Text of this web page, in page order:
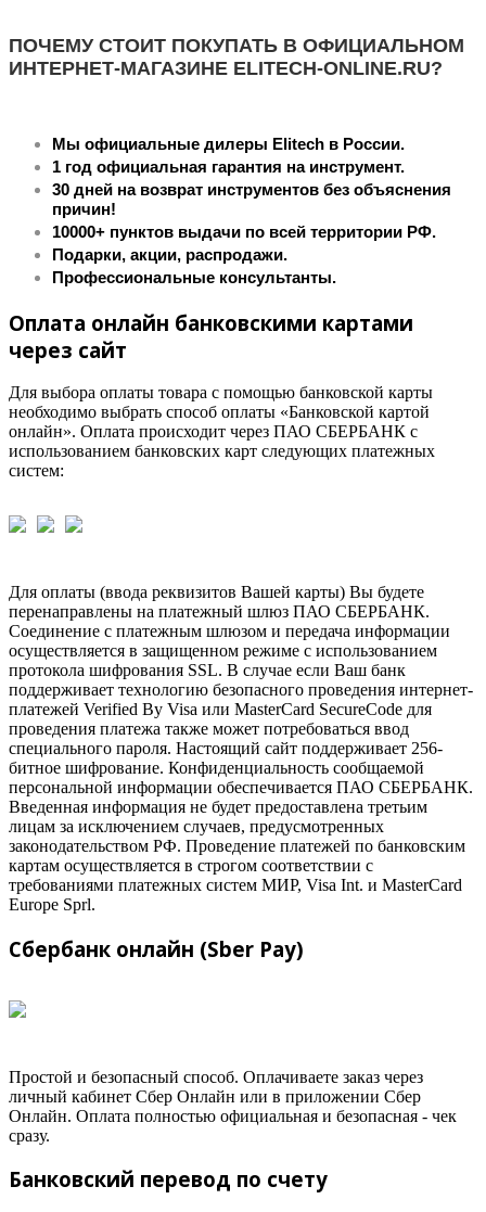
ПОЧЕМУ СТОИТ ПОКУПАТЬ В ОФИЦИАЛЬНОМ
ИНТЕРНЕТ-МАГАЗИНЕ ELITECH-ONLINE.RU?
Мы официальные дилеры Elitech в России.
1 год официальная гарантия на инструмент.
30 дней на возврат инструментов без объяснения
причин!
10000+ пунктов выдачи по всей территории РФ.
Подарки, акции, распродажи.
Профессиональные консультанты.
Оплата онлайн банковскими картами
через сайт
Для выбора оплаты товара с помощью банковской карты
необходимо выбрать способ оплаты «Банковской картой
онлайн». Оплата происходит через ПАО СБЕРБАНК с
использованием банковских карт следующих платежных
систем:
Для оплаты (ввода реквизитов Вашей карты) Вы будете
перенаправлены на платежный шлюз ПАО СБЕРБАНК.
Соединение с платежным шлюзом и передача информации
осуществляется в защищенном режиме с использованием
протокола шифрования SSL. В случае если Ваш банк
поддерживает технологию безопасного проведения интернет-
платежей Verified By Visa или MasterCard SecureCode для
проведения платежа также может потребоваться ввод
специального пароля. Настоящий сайт поддерживает 256-
битное шифрование. Конфиденциальность сообщаемой
персональной информации обеспечивается ПАО СБЕРБАНК.
Введенная информация не будет предоставлена третьим
лицам за исключением случаев, предусмотренных
законодательством РФ. Проведение платежей по банковским
картам осуществляется в строгом соответствии с
требованиями платежных систем МИР, Visa Int. и MasterCard
Europe Sprl.
Сбербанк онлайн (Sber Pay)
Простой и безопасный способ. Оплачиваете заказ через
личный кабинет Сбер Онлайн или в приложении Сбер
Онлайн. Оплата полностью официальная и безопасная - чек
сразу.
Банковский перевод по счету